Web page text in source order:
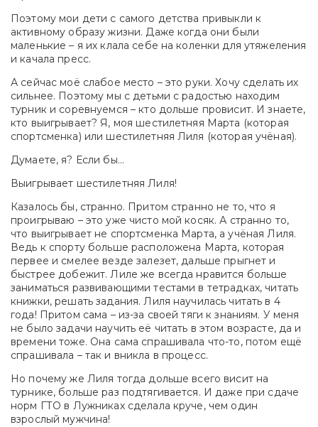
Поэтому мои дети с самого детства привыкли к
активному образу жизни. Даже когда они были
маленькие – я их клала себе на коленки для утяжеления
и качала пресс.
А сейчас моё слабое место – это руки. Хочу сделать их
сильнее. Поэтому мы с детьми с радостью находим
турник и соревнуемся – кто дольше провисит. И знаете,
кто выигрывает? Я, моя шестилетняя Марта (которая
спортсменка) или шестилетняя Лиля (которая учёная).
Думаете, я? Если бы…
Выигрывает шестилетняя Лиля!
Казалось бы, странно. Притом странно не то, что я
проигрываю – это уже чисто мой косяк. А странно то,
что выигрывает не спортсменка Марта, а учёная Лиля.
Ведь к спорту больше расположена Марта, которая
первее и смелее везде залезет, дальше прыгнет и
быстрее добежит. Лиле же всегда нравится больше
заниматься развивающими тестами в тетрадках, читать
книжки, решать задания. Лиля научилась читать в 4
года! Притом сама – из-за своей тяги к знаниям. У меня
не было задачи научить её читать в этом возрасте, да и
времени тоже. Она сама спрашивала что-то, потом ещё
спрашивала – так и вникла в процесс.
Но почему же Лиля тогда дольше всего висит на
турнике, больше раз подтягивается. И даже при сдаче
норм ГТО в Лужниках сделала круче, чем один
взрослый мужчина!